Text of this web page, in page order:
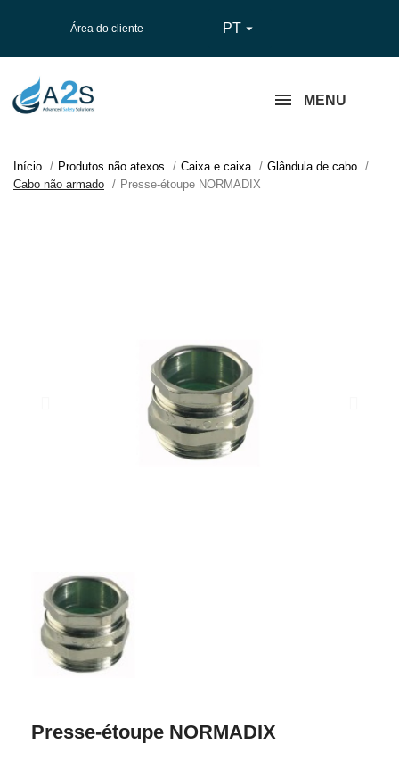
Área do cliente PT 
MENU
Início Produtos não atexos Caixa e caixa
Glândula de cabo
Cabo não armado
Presse-étoupe NORMADIX
Presse-étoupe NORMADIX